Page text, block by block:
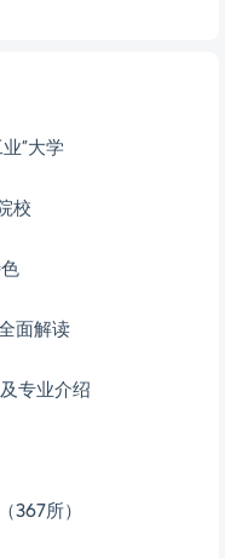
”大学
校
面解读
专业介绍
367所）